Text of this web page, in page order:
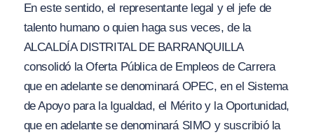
En este sentido, el representante legal y el jefe de
talento humano o quien haga sus veces, de la
ALCALDÍA DISTRITAL DE BARRANQUILLA
consolidó la Oferta Pública de Empleos de Carrera
que en adelante se denominará OPEC, en el Sistema
de Apoyo para la Igualdad, el Mérito y la Oportunidad,
que en adelante se denominará SIMO y suscribió la